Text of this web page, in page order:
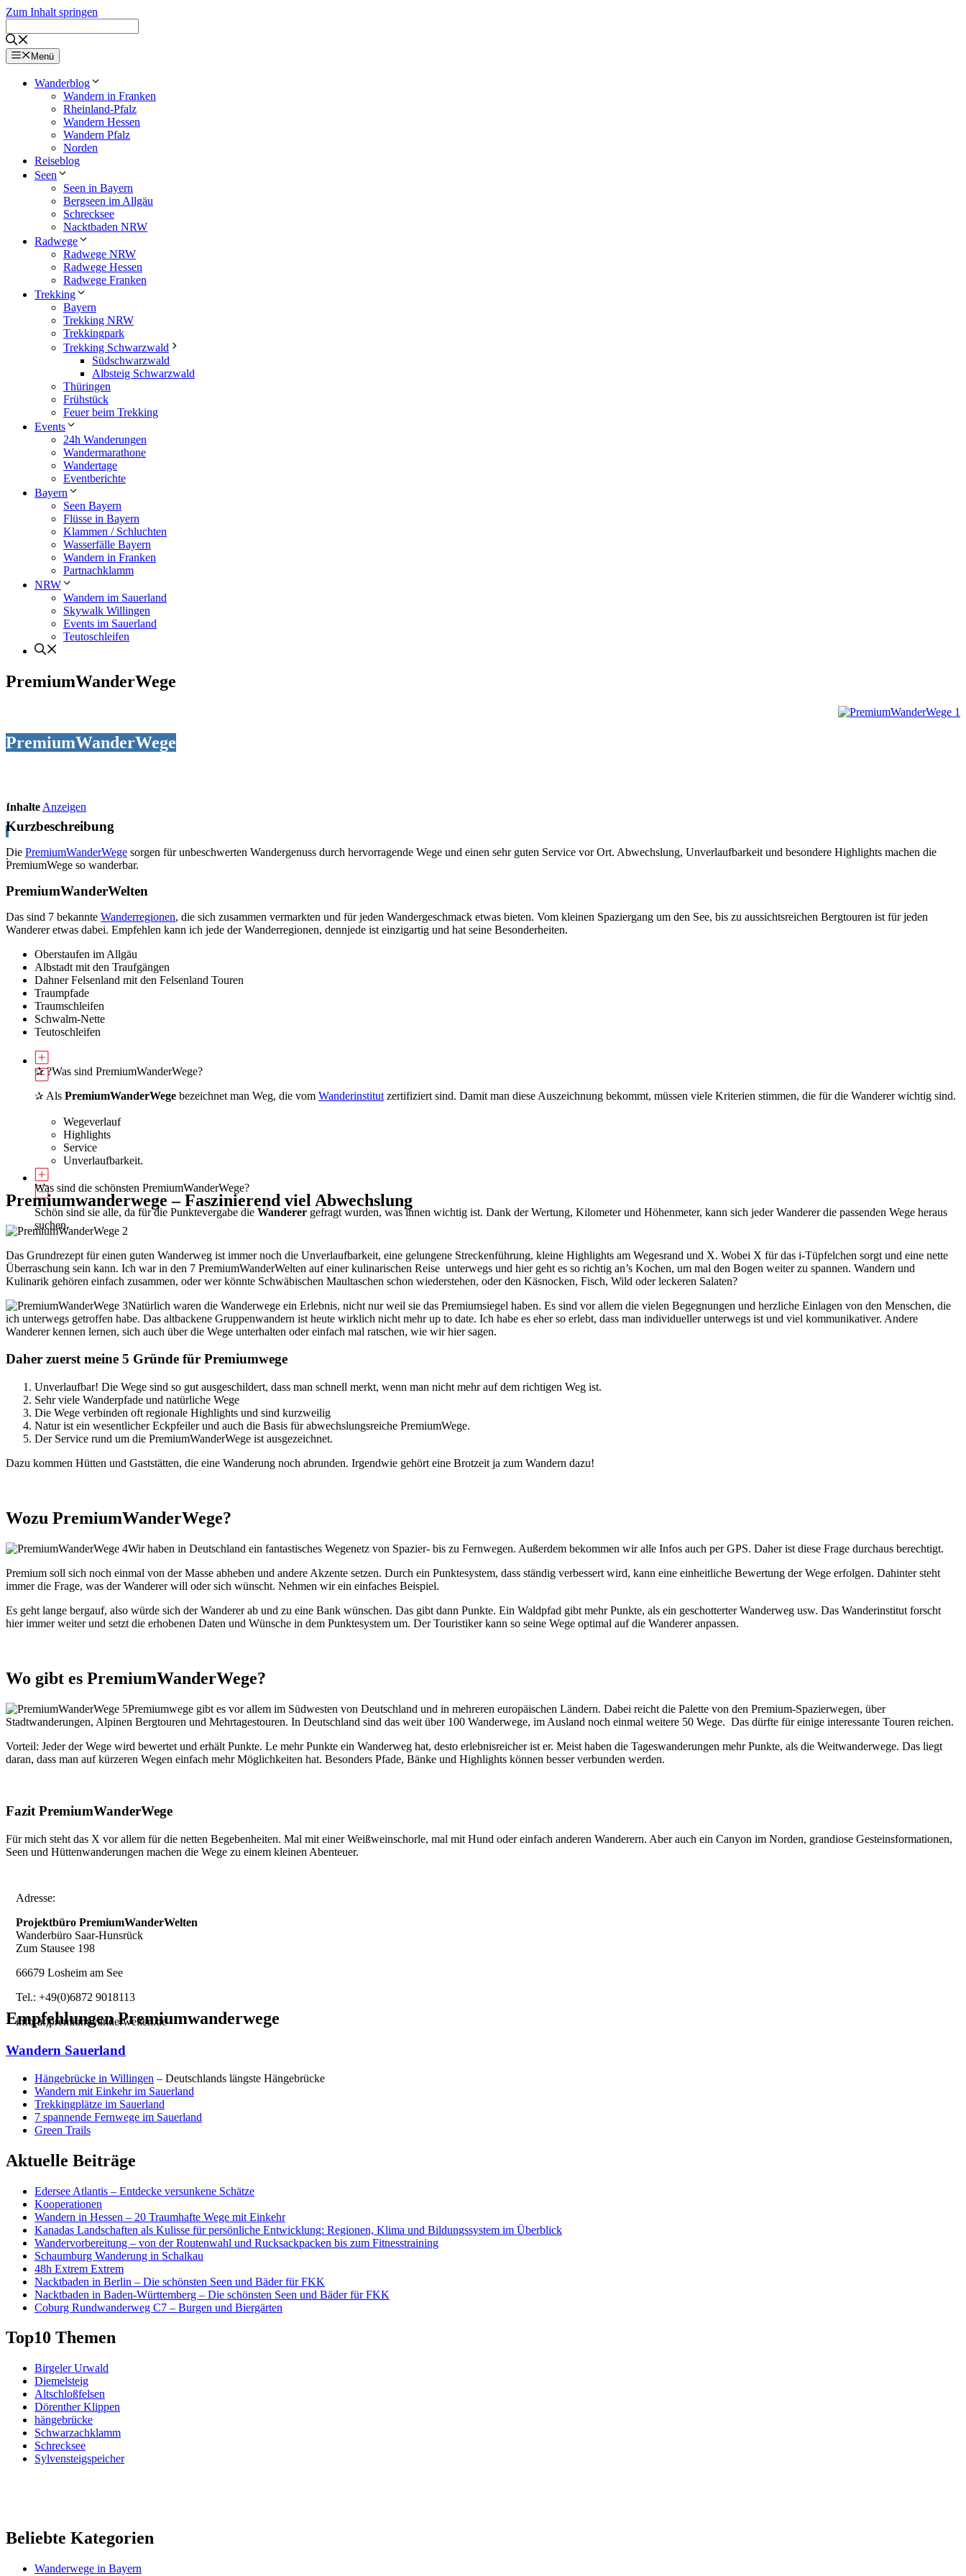
Zum Inhalt springen
Menü
Wanderblog
Wandern in Franken
Rheinland-Pfalz
Wandern Hessen
Wandern Pfalz
Norden
Reiseblog
Seen
Seen in Bayern
Bergseen im Allgäu
Schrecksee
Nacktbaden NRW
Radwege
Radwege NRW
Radwege Hessen
Radwege Franken
Trekking
Bayern
Trekking NRW
Trekkingpark
Trekking Schwarzwald
Südschwarzwald
Albsteig Schwarzwald
Thüringen
Frühstück
Feuer beim Trekking
Events
24h Wanderungen
Wandermarathone
Wandertage
Eventberichte
Bayern
Seen Bayern
Flüsse in Bayern
Klammen / Schluchten
Wasserfälle Bayern
Wandern in Franken
Partnachklamm
NRW
Wandern im Sauerland
Skywalk Willingen
Events im Sauerland
Teutoschleifen
PremiumWanderWege
PremiumWanderWege
Inhalte Anzeigen
.
.
Kurzbeschreibung
Die PremiumWanderWege sorgen für unbeschwerten Wandergenuss durch hervorragende Wege und einen sehr guten Service vor Ort. Abwechslung, Unverlaufbarkeit und besondere Highlights machen die
PremiumWege so wanderbar.
PremiumWanderWelten
Das sind 7 bekannte Wanderregionen, die sich zusammen vermarkten und für jeden Wandergeschmack etwas bieten. Vom kleinen Spaziergang um den See, bis zu aussichtsreichen Bergtouren ist für jeden
Wanderer etwas dabei. Empfehlen kann ich jede der Wanderregionen, dennjede ist einzigartig und hat seine Besonderheiten.
Oberstaufen im Allgäu
Albstadt mit den Traufgängen
Dahner Felsenland mit den Felsenland Touren
Traumpfade
Traumschleifen
Schwalm-Nette
Teutoschleifen
✰ ?Was sind PremiumWanderWege?
✰ Als PremiumWanderWege bezeichnet man Weg, die vom Wanderinstitut zertifiziert sind. Damit man diese Auszeichnung bekommt, müssen viele Kriterien stimmen, die für die Wanderer wichtig sind.
Wegeverlauf
Highlights
Service
Unverlaufbarkeit.
Was sind die schönsten PremiumWanderWege?
Schön sind sie alle, da für die Punktevergabe die Wanderer gefragt wurden, was ihnen wichtig ist. Dank der Wertung, Kilometer und Höhenmeter, kann sich jeder Wanderer die passenden Wege heraus
suchen.
Premiumwanderwege – Faszinierend viel Abwechslung
Das Grundrezept für einen guten Wanderweg ist immer noch die Unverlaufbarkeit, eine gelungene Streckenführung, kleine Highlights am Wegesrand und X. Wobei X für das i-Tüpfelchen sorgt und eine nette
Überraschung sein kann. Ich war in den 7 PremiumWanderWelten auf einer kulinarischen Reise unterwegs und hier geht es so richtig an’s Kochen, um mal den Bogen weiter zu spannen. Wandern und
Kulinarik gehören einfach zusammen, oder wer könnte Schwäbischen Maultaschen schon wiederstehen, oder den Käsnocken, Fisch, Wild oder leckeren Salaten?
Natürlich waren die Wanderwege ein Erlebnis, nicht nur weil sie das Premiumsiegel haben. Es sind vor allem die vielen Begegnungen und herzliche Einlagen von den Menschen, die
ich unterwegs getroffen habe. Das altbackene Gruppenwandern ist heute wirklich nicht mehr up to date. Ich habe es eher so erlebt, dass man individueller unterwegs ist und viel kommunikativer. Andere
Wanderer kennen lernen, sich auch über die Wege unterhalten oder einfach mal ratschen, wie wir hier sagen.
Daher zuerst meine 5 Gründe für Premiumwege
Unverlaufbar! Die Wege sind so gut ausgeschildert, dass man schnell merkt, wenn man nicht mehr auf dem richtigen Weg ist.
Sehr viele Wanderpfade und natürliche Wege
Die Wege verbinden oft regionale Highlights und sind kurzweilig
Natur ist ein wesentlicher Eckpfeiler und auch die Basis für abwechslungsreiche PremiumWege.
Der Service rund um die PremiumWanderWege ist ausgezeichnet.
Dazu kommen Hütten und Gaststätten, die eine Wanderung noch abrunden. Irgendwie gehört eine Brotzeit ja zum Wandern dazu!
Wozu PremiumWanderWege?
Wir haben in Deutschland ein fantastisches Wegenetz von Spazier- bis zu Fernwegen. Außerdem bekommen wir alle Infos auch per GPS. Daher ist diese Frage durchaus berechtigt.
Premium soll sich noch einmal von der Masse abheben und andere Akzente setzen. Durch ein Punktesystem, dass ständig verbessert wird, kann eine einheitliche Bewertung der Wege erfolgen. Dahinter steht
immer die Frage, was der Wanderer will oder sich wünscht. Nehmen wir ein einfaches Beispiel.
Es geht lange bergauf, also würde sich der Wanderer ab und zu eine Bank wünschen. Das gibt dann Punkte. Ein Waldpfad gibt mehr Punkte, als ein geschotterter Wanderweg usw. Das Wanderinstitut forscht
hier immer weiter und setzt die erhobenen Daten und Wünsche in dem Punktesystem um. Der Touristiker kann so seine Wege optimal auf die Wanderer anpassen.
Wo gibt es PremiumWanderWege?
Premiumwege gibt es vor allem im Südwesten von Deutschland und in mehreren europäischen Ländern. Dabei reicht die Palette von den Premium-Spazierwegen, über
Stadtwanderungen, Alpinen Bergtouren und Mehrtagestouren. In Deutschland sind das weit über 100 Wanderwege, im Ausland noch einmal weitere 50 Wege. Das dürfte für einige interessante Touren reichen.
Vorteil: Jeder der Wege wird bewertet und erhält Punkte. Le mehr Punkte ein Wanderweg hat, desto erlebnisreicher ist er. Meist haben die Tageswanderungen mehr Punkte, als die Weitwanderwege. Das liegt
daran, dass man auf kürzeren Wegen einfach mehr Möglichkeiten hat. Besonders Pfade, Bänke und Highlights können besser verbunden werden.
Fazit PremiumWanderWege
Für mich steht das X vor allem für die netten Begebenheiten. Mal mit einer Weißweinschorle, mal mit Hund oder einfach anderen Wanderern. Aber auch ein Canyon im Norden, grandiose Gesteinsformationen,
Seen und Hüttenwanderungen machen die Wege zu einem kleinen Abenteuer.
Adresse:
Projektbüro PremiumWanderWelten
Wanderbüro Saar-Hunsrück
Zum Stausee 198
66679 Losheim am See
Tel.: +49(0)6872 9018113
info(at)premiumwanderwelten.de
Empfehlungen Premiumwanderwege
Wandern Sauerland
Hängebrücke in Willingen – Deutschlands längste Hängebrücke
Wandern mit Einkehr im Sauerland
Trekkingplätze im Sauerland
7 spannende Fernwege im Sauerland
Green Trails
Aktuelle Beiträge
Edersee Atlantis – Entdecke versunkene Schätze
Kooperationen
Wandern in Hessen – 20 Traumhafte Wege mit Einkehr
Kanadas Landschaften als Kulisse für persönliche Entwicklung: Regionen, Klima und Bildungssystem im Überblick
Wandervorbereitung – von der Routenwahl und Rucksackpacken bis zum Fitnesstraining
Schaumburg Wanderung in Schalkau
48h Extrem Extrem
Nacktbaden in Berlin – Die schönsten Seen und Bäder für FKK
Nacktbaden in Baden-Württemberg – Die schönsten Seen und Bäder für FKK
Coburg Rundwanderweg C7 – Burgen und Biergärten
Top10 Themen
Birgeler Urwald
Diemelsteig
Altschloßfelsen
Dörenther Klippen
hängebrücke
Schwarzachklamm
Schrecksee
Sylvensteigspeicher
Beliebte Kategorien
Wanderwege in Bayern